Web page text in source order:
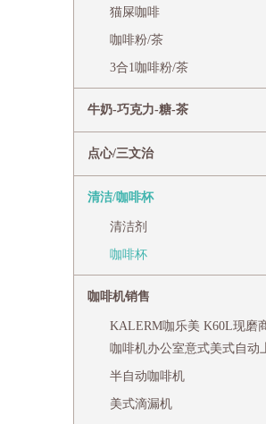
猫屎咖啡
咖啡粉/茶
3合1咖啡粉/茶
牛奶-巧克力-糖-茶
点心/三文治
清洁/咖啡杯
清洁剂
咖啡杯
咖啡机销售
KALERM咖乐美 K60L现磨
咖啡机办公室意式美式自动
半自动咖啡机
美式滴漏机